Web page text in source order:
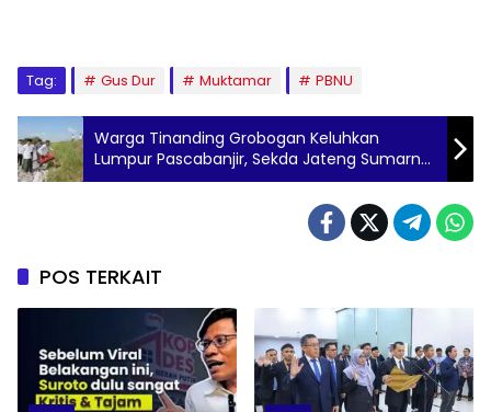
Tag: Gus Dur Muktamar PBNU
Warga Tinanding Grobogan Keluhkan
Lumpur Pascabanjir, Sekda Jateng Sumarno
Gerak Cepat Tinjau Sawah Terdampak
POS TERKAIT